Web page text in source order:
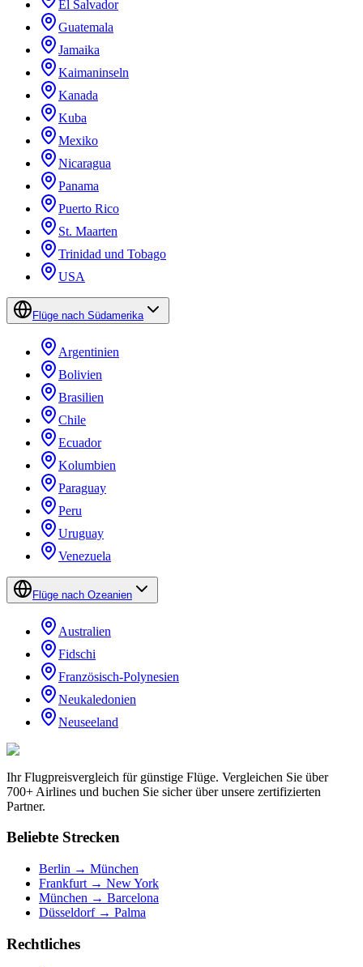
El Salvador
Guatemala
Jamaika
Kaimaninseln
Kanada
Kuba
Mexiko
Nicaragua
Panama
Puerto Rico
St. Maarten
Trinidad und Tobago
USA
Flüge nach Südamerika
Argentinien
Bolivien
Brasilien
Chile
Ecuador
Kolumbien
Paraguay
Peru
Uruguay
Venezuela
Flüge nach Ozeanien
Australien
Fidschi
Französisch-Polynesien
Neukaledonien
Neuseeland
Ihr Flugpreisvergleich für günstige Flüge. Vergleichen Sie über
700+ Airlines und buchen Sie sicher über unsere zertifizierten
Partner.
Beliebte Strecken
Berlin → München
Frankfurt → New York
München → Barcelona
Düsseldorf → Palma
Rechtliches